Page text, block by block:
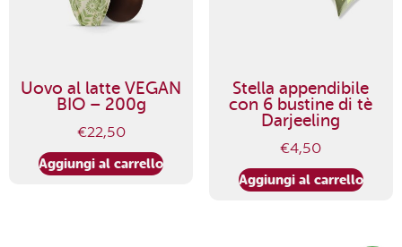
Uovo al latte VEGAN
BIO – 200g
€22,50
Aggiungi al carrello
Stella appendibile
con 6 bustine di tè
Darjeeling
€4,50
Aggiungi al carrello